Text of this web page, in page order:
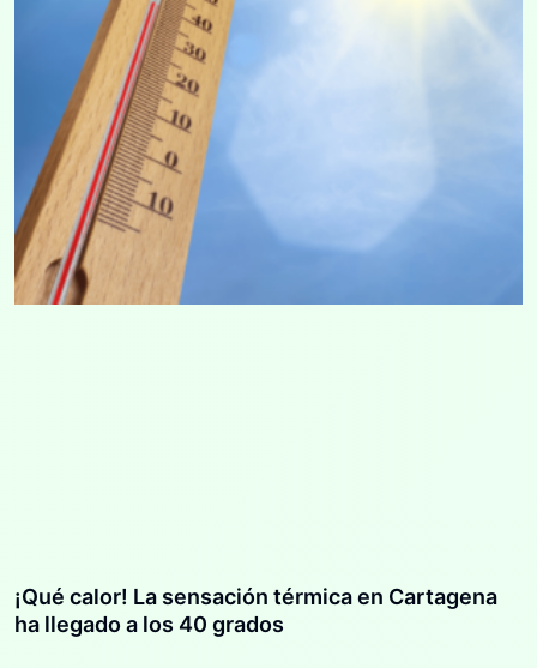
¡Qué calor! La sensación térmica en Cartagena
ha llegado a los 40 grados